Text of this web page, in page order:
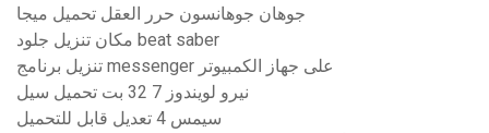
جوهان جوهانسون حرر العقل تحميل ميجا
مكان تنزيل جلود beat saber
تنزيل برنامج messenger على جهاز الكمبيوتر
نيرو لويندوز 7 32 بت تحميل سيل
سيمس 4 تعديل قابل للتحميل